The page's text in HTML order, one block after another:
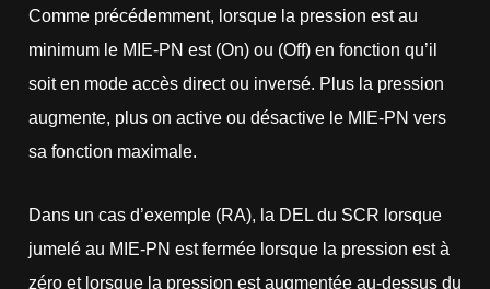
Comme précédemment, lorsque la pression est au
minimum le MIE-PN est (On) ou (Off) en fonction qu’il
soit en mode accès direct ou inversé. Plus la pression
augmente, plus on active ou désactive le MIE-PN vers
sa fonction maximale.
Dans un cas d’exemple (RA), la DEL du SCR lorsque
jumelé au MIE-PN est fermée lorsque la pression est à
zéro et lorsque la pression est augmentée au-dessus du